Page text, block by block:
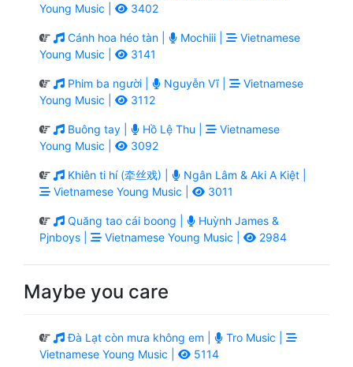
Young Music |
3402
Cánh hoa héo tàn | Mochiii |
Vietnamese
Young Music |
3141
Phim ba người | Nguyễn Vĩ |
Vietnamese
Young Music |
3112
Buông tay | Hồ Lệ Thu |
Vietnamese
Young Music |
3092
Khiên ti hí (牵丝戏) |
Ngân Lâm & Aki A Kiệt |
Vietnamese Young Music |
3011
Quăng tao cái boong |
Huỳnh James &
Pjnboys |
Vietnamese Young Music | 2984
Maybe you care
Đà Lạt còn mưa không em |
Tro Music |
Vietnamese Young Music |
5114